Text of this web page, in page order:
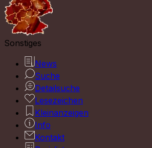
Sonstiges
News
Suche
Detailsuche
Lesezeichen
Kleinanzeigen
Info
Kontakt